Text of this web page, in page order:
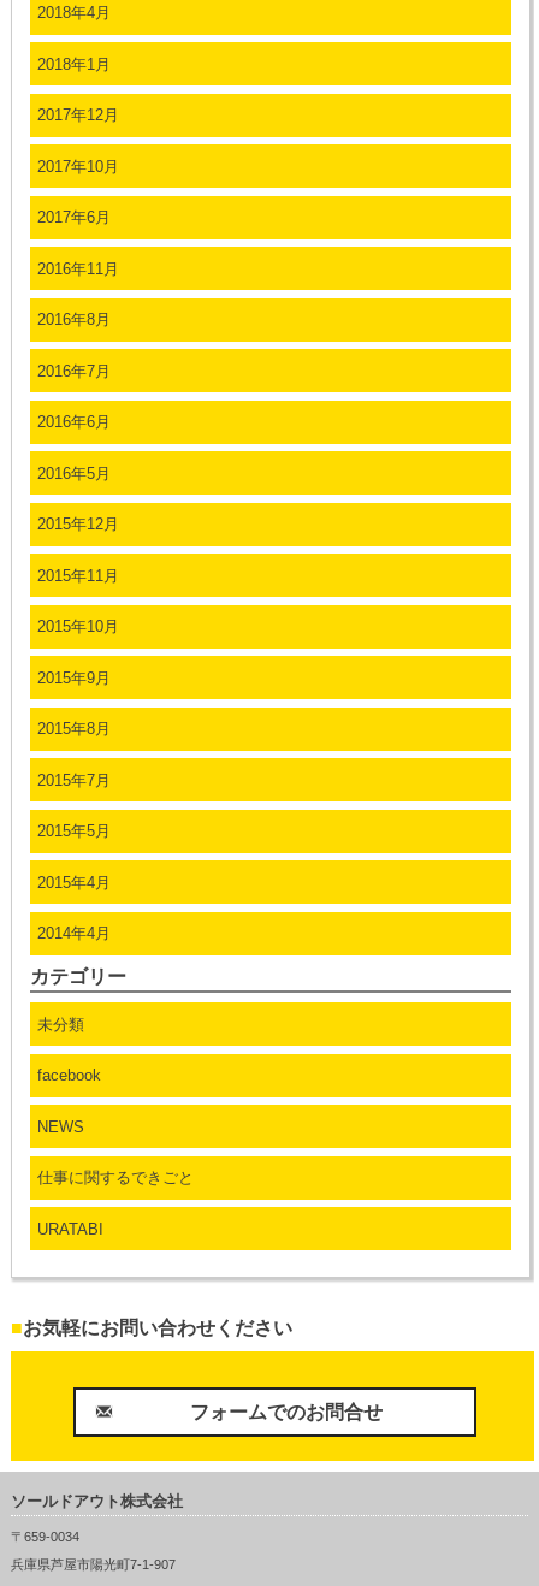
2018年4月
2018年1月
2017年12月
2017年10月
2017年6月
2016年11月
2016年8月
2016年7月
2016年6月
2016年5月
2015年12月
2015年11月
2015年10月
2015年9月
2015年8月
2015年7月
2015年5月
2015年4月
2014年4月
カテゴリー
未分類
facebook
NEWS
仕事に関するできごと
URATABI
■お気軽にお問い合わせください
フォームでのお問合せ
ソールドアウト株式会社
〒659-0034
兵庫県芦屋市陽光町7-1-907